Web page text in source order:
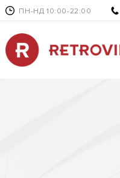
ПН-НД 10:00-22:00